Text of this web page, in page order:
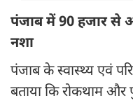
पंजाब में 90 हजार से
नशा
पंजाब के स्वास्थ्य एवं
बताया कि रोकथाम और